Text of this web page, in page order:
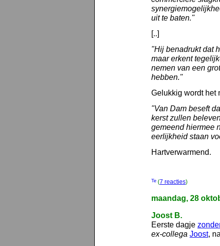
uit te baten."
[..]
"Hij benadrukt dat
maar erkent
nemen van een
hebben."
Gelukkig wordt het
"Van Dam beseft
kerst zullen
gemeend hiermee
eerlijkheid staan
Hartverwarmend.
(7 reacties)
maandag, 28
Joost B.
Eerste dagje
ex-collega Joost,